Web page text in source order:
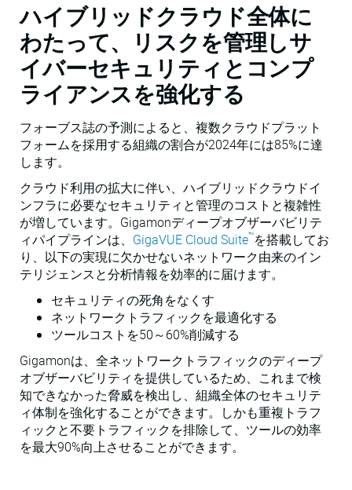
ハイブリッドクラウド全体に
わたって、リスクを管理しサ
イバーセキュリティとコンプ
ライアンスを強化する
フォーブス誌の予測によると、複数クラウドプラット
フォームを採用する組織の割合が2024年には85%に達
します。
クラウド利用の拡大に伴い、ハイブリッドクラウドイ
ンフラに必要なセキュリティと管理のコストと複雑性
が増しています。Gigamonディープオブザーバビリテ
ィパイプラインは、 GigaVUE Cloud Suite™を搭載してお
り、以下の実現に欠かせないネットワーク由来のイン
テリジェンスと分析情報を効率的に届けます。
セキュリティの死角をなくす
ネットワークトラフィックを最適化する
ツールコストを50～60%削減する
Gigamonは、全ネットワークトラフィックのディープ
オブザーバビリティを提供しているため、これまで検
知できなかった脅威を検出し、組織全体のセキュリテ
ィ体制を強化することができます。しかも重複トラフ
ィックと不要トラフィックを排除して、ツールの効率
を最大90%向上させることができます。